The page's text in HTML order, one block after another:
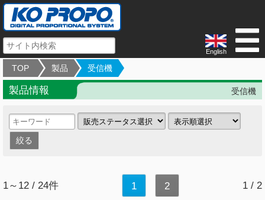
English
TOP 製品 受信機
製品情報 受信機
1～12 / 24件 1 2 1 / 2